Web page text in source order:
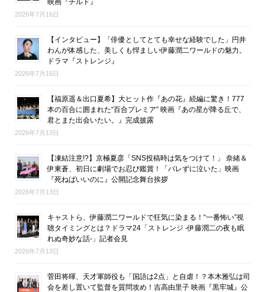
2026年7月16日
【インタビュー】「俳優としてとても幸せな経験でした」円井
わんが体感した、美しくも悍ましい伊藤潤二ワールドの魅力。
ドラマ『ストレンジ』
2026年7月16日
【福原遥＆出口夏希】大ヒット作『あの花』続編に驚き！777
本の百合に囲まれた“百合プレミア” 映画『あの星が降る丘で、
君とまた出会いたい。』完成披露
2026年7月13日
【凍結注意!?】京極夏彦「SNS投稿時は気をつけて！」 奈緒＆
伊東蒼、初日に劇場でお忍び鑑賞！「バレずに泣いた」映画
『死ねばいいのに』公開記念舞台挨拶
2026年7月13日
キャストら、伊藤潤二ワールドで狂気に染まる！“一番怖い”視
聴タイミングとは？ドラマ24「ストレンジ -伊藤潤二の夜も眠
れぬ奇妙な話-」記者会見
2026年7月13日
菅田将暉、天才軍師役も「国語は2点」と自虐！？本木雅弘は司
会を差し置いて監督を質問攻め！吉高由里子 映画『黒牢城』公